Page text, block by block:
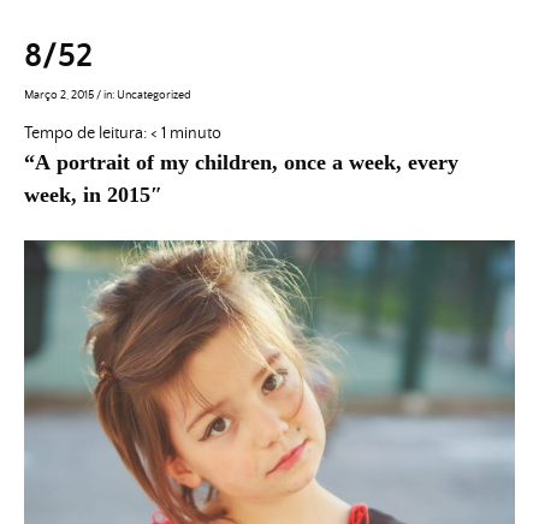
8/52
Março 2, 2015/in: Uncategorized
Tempo de leitura:< 1 minuto
“A portrait of my children, once a week, every
week, in 2015″